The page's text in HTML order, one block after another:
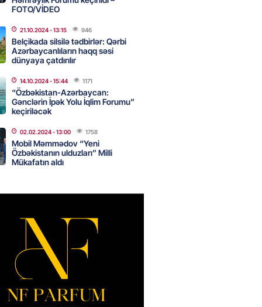
Azərbaycanla bağlı tapşırıq
hərəkətə keçdi
- 15:15
kartını indi sifariş
- 15:07
sədr müavinini AZCON
- 15:00
Ukraynaya qaz tədarük
hazırdır – Ceyhun Bayramov
- 14:45
FOTO/VİDEO
21.10.2024- 13:15 946
Belçikada silsilə tədbirlər: Qərbi
Azərbaycanlıların haqq səsi
dünyaya çatdırılır
14.10.2024- 15:44 1171
“Özbəkistan-Azərbaycan:
Gənclərin İpək Yolu İqlim Forumu”
keçiriləcək
02.02.2024- 13:00 1758
Mobil Məmmədov “Yeni
Özbəkistanın ulduzları” Milli
Mükafatın aldı